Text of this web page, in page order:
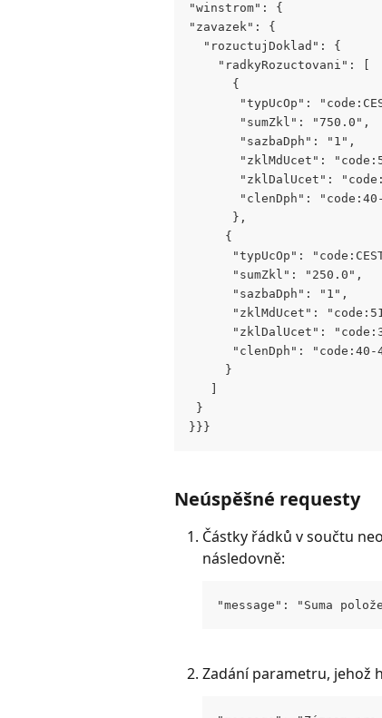
"winstrom": {
"zavazek": {
  "rozuctujDoklad": {
    "radkyRozuctovani": [
      {
"typUcOp":
       "sumZkl": "750.0",
       "sazbaDph": "1",
"zklMdUcet":
"zklDalUcet":
"clenDph":
      },
     {
"typUcOp":
      "sumZkl": "250.0",
      "sazbaDph": "1",
"zklMdUcet":
"zklDalUcet":
"clenDph": "code:40-
     }
}
}}}
Neúspěšné requesty
Částky řádků v součtu
následovně:
"message": "Suma
Zadání parametru, jehož